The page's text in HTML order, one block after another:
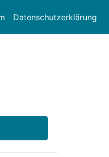
Datenschutzerklärung